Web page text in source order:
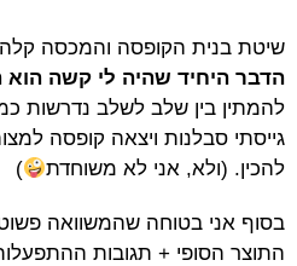
שיטת בנית הקופסה והמכסה קלה
הדבר היחיד שהיה לי קשה הוא
להמתין בין שלב לשלב נדרשות
גייסתי סבלנות ויצאה קופסה
להכין. (ולא, אני לא משוחדת
)
בסוף אני בטוחה שהמשוואה
התוצר הסופי + תגובות